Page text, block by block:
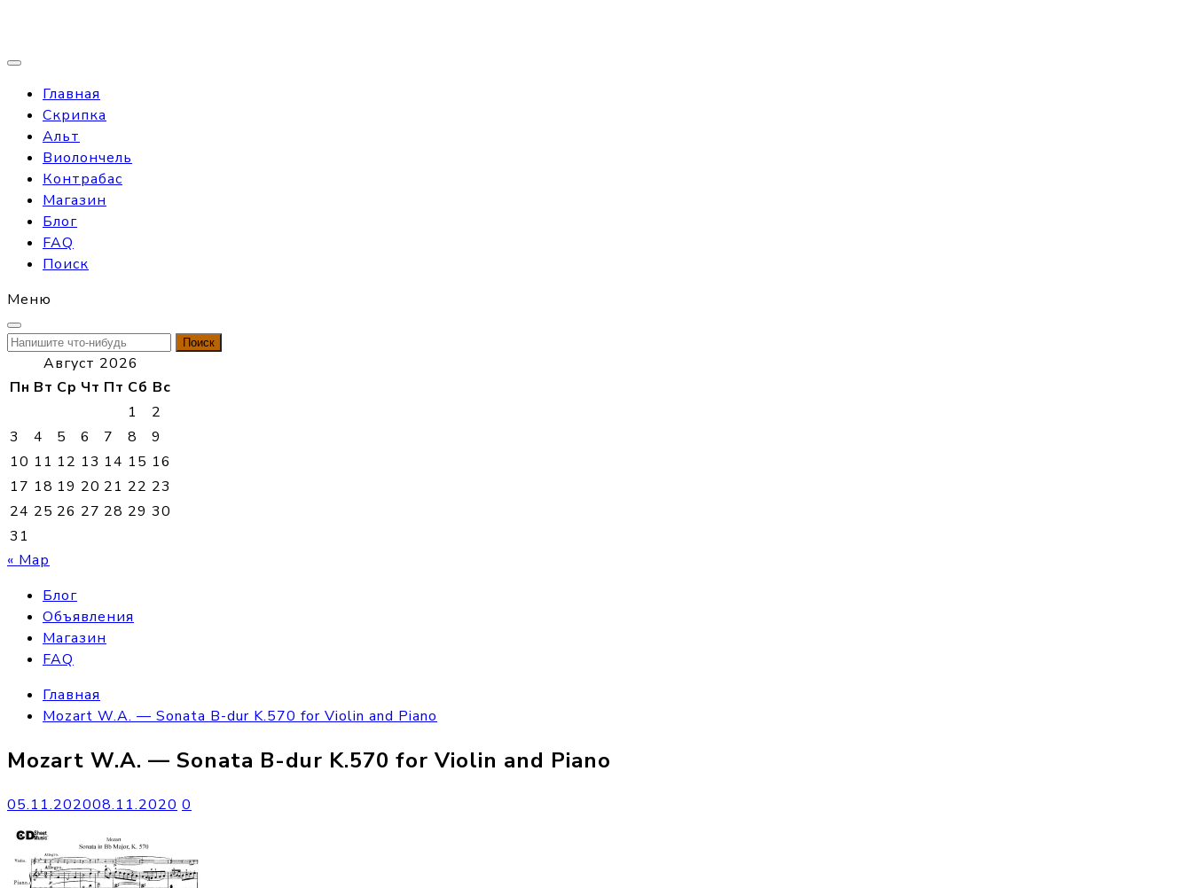
Главная
Скрипка
Альт
Виолончель
Контрабас
Магазин
Блог
FAQ
Поиск
Меню
Найти:
Август 2026
Пн Вт Ср Чт Пт Сб Вс
1
2
3
4 5 6 7 8
9
10 11 12 13 14 15 16
17 18 19 20 21 22 23
24 25 26 27 28 29 30
31
« Мар
Блог
Объявления
Магазин
FAQ
Главная
Mozart W.A. — Sonata B-dur K.570 for Violin and Piano
Mozart W.A. — Sonata B-dur K.570 for Violin and Piano
05.11.202008.11.2020 0